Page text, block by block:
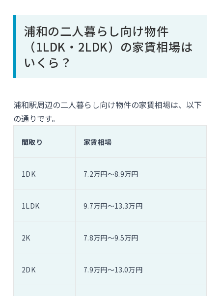
浦和の二人暮らし向け物件
（1LDK・2LDK）の家賃相場は
いくら？
浦和駅周辺の二人暮らし向け物件の家賃相場は、以下
の通りです。
間取り 家賃相場
1DK 7.2万円〜8.9万円
1LDK 9.7万円〜13.3万円
2K 7.8万円〜9.5万円
2DK 7.9万円〜13.0万円